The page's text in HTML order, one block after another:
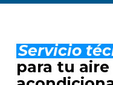
Servicio
para tu aire